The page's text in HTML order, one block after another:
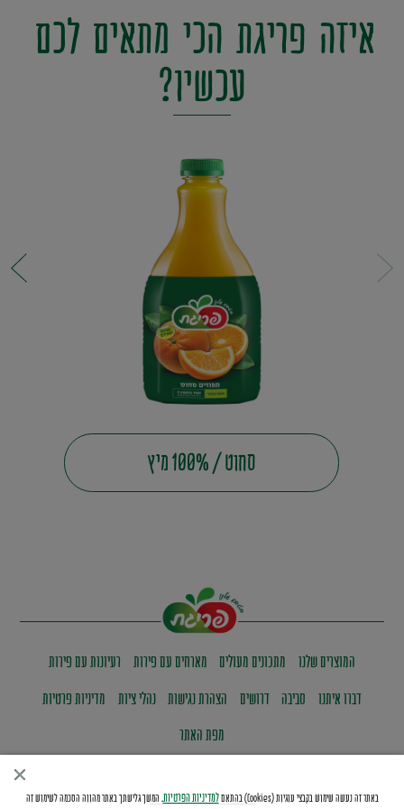
איזה פריגת הכי מתאים לכם
עכשיו?
סחוט / 100% מיץ
המוצרים שלנו מתכונים מעולים מארחים עם פירות
רעיונות עם פירות
דברו איתנו
סביבה דרושים הצהרת נגישות נהלי ציות
מדיניות פרטיות
מפת האתר
באתר זה נעשה שימוש בקבצי עוגיות (Cookies) בהתאם למדיניות הפרטיות. המשך גלישתך באתר מהווה הסכמה לשימוש זה